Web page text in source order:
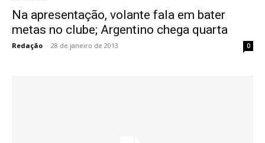
Na apresentação, volante fala em bater
metas no clube; Argentino chega quarta
Redação - 28 de janeiro de 2013 0